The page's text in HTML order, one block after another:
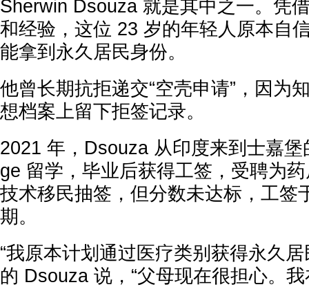
Sherwin Dsouza 就是其中之一。凭
和经验，这位 23 岁的年轻人原本自
能拿到永久居民身份。
他曾长期抗拒递交“空壳申请”，因为
想档案上留下拒签记录。
2021 年，Dsouza 从印度来到士嘉
ge 留学，毕业后获得工签，受聘为
技术移民抽签，但分数未达标，工签
期。
“我原本计划通过医疗类别获得永久
的 Dsouza 说，“父母现在很担心。